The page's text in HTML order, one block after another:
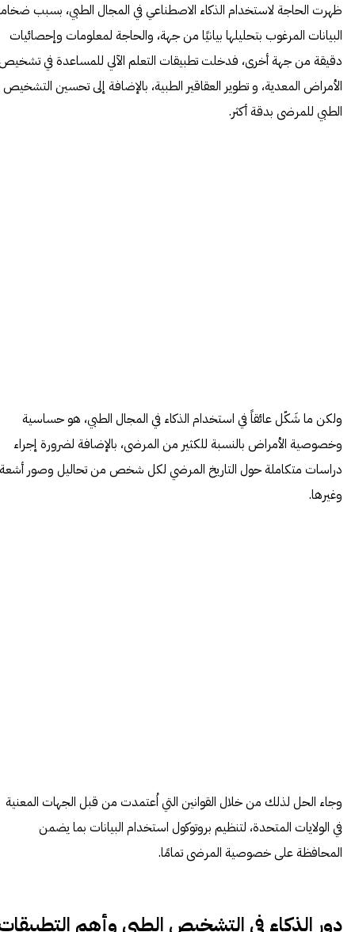
ظهرت الحاجة لاستخدام الذكاء الاصطناعي في المجال الطبي، بسبب
البيانات المرغوب بتحليلها بيانيًا من جهة، والحاجة لمعلومات وإحصائيات
دقيقة من جهة أخرى، فدخلت تطبيقات التعلم الآلي للمساعدة في
الأمراض المعدية، و تطوير العقاقير الطبية، بالإضافة إلى تحسين التشخيص
الطبي للمرضى بدقة أكثر.
ولكن ما شَكّل عائقاً في استخدام الذكاء في المجال الطبي، هو حساسية
وخصوصية الأمراض بالنسبة للكثير من المرضى، بالإضافة لضرورة إجراء
دراسات متكاملة حول التاريخ المرضي لكل شخص من تحاليل وصور أشعة
وغيرها.
وجاء الحل لذلك من خلال القوانين التي اُعتمدت من قبل الجهات المعنية
في الولايات المتحدة، لتنظيم بروتوكول استخدام البيانات بما يضمن
المحافظة على خصوصية المرضى تمامًا.
دور الذكاء في التشخيص الطبي وأهم